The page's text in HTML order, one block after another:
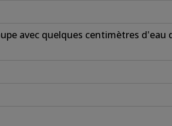
avec quelques centimètres d'eau